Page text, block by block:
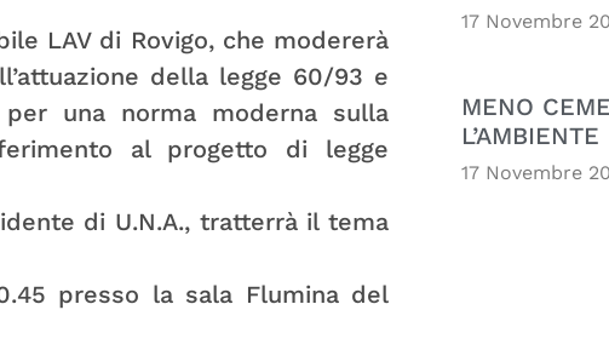
LAV di Rovigo, che modererà
della legge 60/93 e
una norma moderna sulla
al progetto di legge
di U.N.A., tratterrà il tema
presso la sala Flumina del
17 Novembre
MENO
17 Novembre